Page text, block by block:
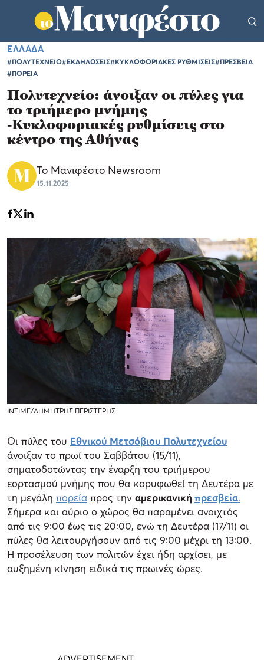
ΕΛΛΑΔΑ
#ΠΟΛΥΤΕΧΝΕΙΟ#ΕΚΔΗΛΩΣΕΙΣ#ΚΥΚΛΟΦΟΡΙΑΚΕΣ ΡΥΘΜΙΣΕΙΣ#ΠΡΕΣΒΕΙΑ
#ΠΟΡΕΙΑ
Πολυτεχνείο: άνοιξαν οι πύλες για
το τριήμερο μνήμης
-Κυκλοφοριακές ρυθμίσεις στο
κέντρο της Αθήνας
Το Μανιφέστο Newsroom
15.11.2025
INTIME/ΔΗΜΗΤΡΗΣ ΠΕΡΙΣΤΕΡΗΣ
Οι πύλες του Εθνικού Μετσόβιου Πολυτεχνείου
άνοιξαν το πρωί του Σαββάτου (15/11),
σηματοδοτώντας την έναρξη του τριήμερου
εορτασμού μνήμης που θα κορυφωθεί τη Δευτέρα με
τη μεγάλη πορεία προς την αμερικανική πρεσβεία.
Σήμερα και αύριο ο χώρος θα παραμένει ανοιχτός
από τις 9:00 έως τις 20:00, ενώ τη Δευτέρα (17/11) οι
πύλες θα λειτουργήσουν από τις 9:00 μέχρι τη 13:00.
Η προσέλευση των πολιτών έχει ήδη αρχίσει, με
αυξημένη κίνηση ειδικά τις πρωινές ώρες.